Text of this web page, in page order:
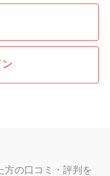
方の口コミ・評判を